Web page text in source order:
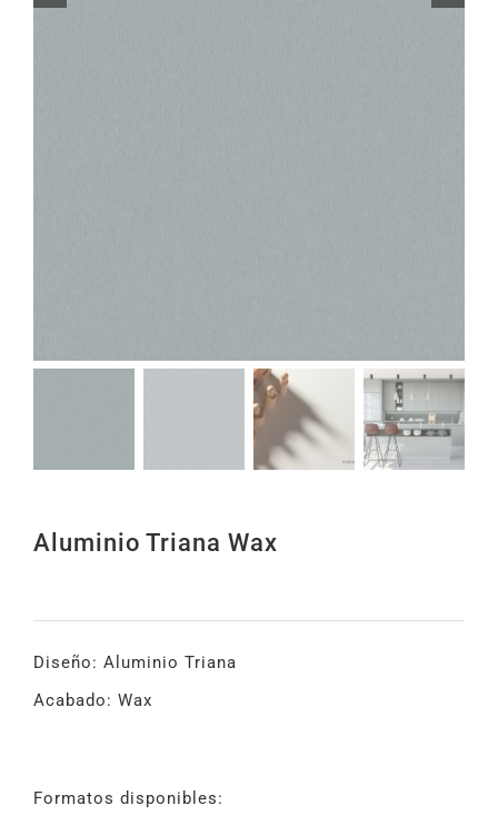
Aluminio Triana Wax
Diseño: Aluminio Triana
Acabado: Wax
Formatos disponibles: